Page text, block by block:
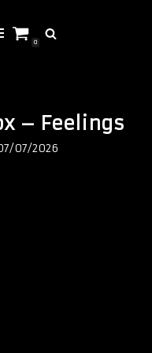
0
– Feelings
07/2026